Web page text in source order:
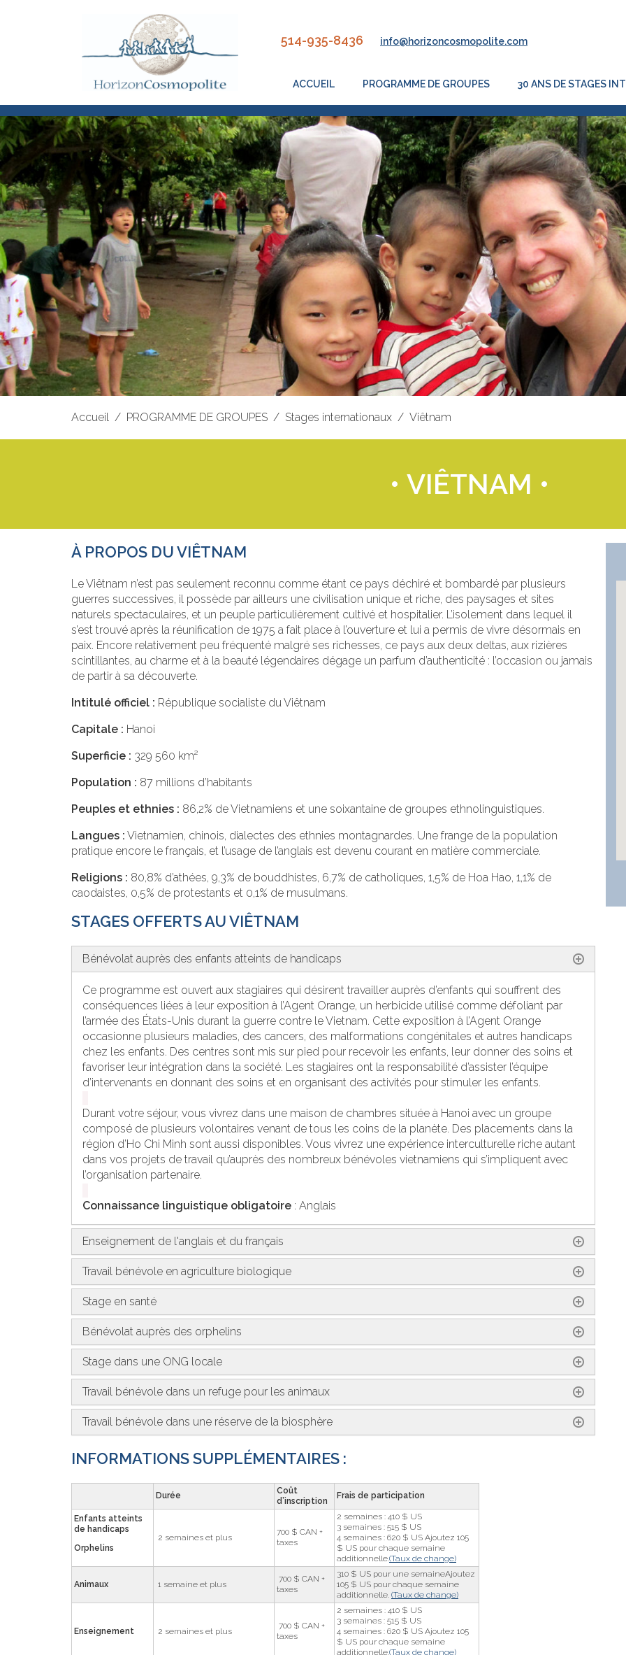
ACCUEIL PROGRAMME DE GROUPES 30 ANS DE STAGES
514-935-8436 info@horizoncosmopolite.com
Accueil PROGRAMME DE GROUPES Stages internationaux Viêtnam
• VIÊTNAM •
À PROPOS DU VIÊTNAM
Le Viêtnam n’est pas seulement reconnu comme étant ce pays déchiré et bombardé par plusieurs
guerres successives, il possède par ailleurs une civilisation unique et riche, des paysages et sites
naturels spectaculaires, et un peuple particulièrement cultivé et hospitalier. L’isolement dans lequel il
s’est trouvé après la réunification de 1975 a fait place à l’ouverture et lui a permis de vivre désormais en
paix. Encore relativement peu fréquenté malgré ses richesses, ce pays aux deux deltas, aux rizières
scintillantes, au charme et à la beauté légendaires dégage un parfum d’authenticité : l’occasion ou jamais
de partir à sa découverte.
Intitulé officiel : République socialiste du Viêtnam
Capitale : Hanoi
Superficie : 329 560 km²
Population : 87 millions d’habitants
Peuples et ethnies : 86,2% de Vietnamiens et une soixantaine de groupes ethnolinguistiques.
Langues : Vietnamien, chinois, dialectes des ethnies montagnardes. Une frange de la population
pratique encore le français, et l’usage de l’anglais est devenu courant en matière commerciale.
Religions : 80,8% d’athées, 9,3% de bouddhistes, 6,7% de catholiques, 1,5% de Hoa Hao, 1,1% de
caodaistes, 0,5% de protestants et 0,1% de musulmans.
STAGES OFFERTS AU VIÊTNAM
Bénévolat auprès des enfants atteints de handicaps
Ce programme est ouvert aux stagiaires qui désirent travailler auprès d’enfants qui souffrent des
conséquences liées à leur exposition à l’Agent Orange, un herbicide utilisé comme défoliant par
l’armée des États-Unis durant la guerre contre le Vietnam. Cette exposition à l’Agent Orange
occasionne plusieurs maladies, des cancers, des malformations congénitales et autres handicaps
chez les enfants. Des centres sont mis sur pied pour recevoir les enfants, leur donner des soins et
favoriser leur intégration dans la société. Les stagiaires ont la responsabilité d’assister l’équipe
d’intervenants en donnant des soins et en organisant des activités pour stimuler les enfants.
Durant votre séjour, vous vivrez dans une maison de chambres située à Hanoi avec un groupe
composé de plusieurs volontaires venant de tous les coins de la planète. Des placements dans la
région d’Ho Chi Minh sont aussi disponibles. Vous vivrez une expérience interculturelle riche autant
dans vos projets de travail qu’auprès des nombreux bénévoles vietnamiens qui s’impliquent avec
l’organisation partenaire.
Connaissance linguistique obligatoire : Anglais
Enseignement de l'anglais et du français
Travail bénévole en agriculture biologique
Stage en santé
Bénévolat auprès des orphelins
Stage dans une ONG locale
Travail bénévole dans un refuge pour les animaux
Travail bénévole dans une réserve de la biosphère
INFORMATIONS SUPPLÉMENTAIRES :
Durée
Coût
d’inscription
Frais de participation
Enfants atteints
de handicaps
Orphelins
2 semaines et plus
700 $ CAN +
taxes
2 semaines : 410 $ US
3 semaines : 515 $ US
4 semaines : 620 $ US Ajoutez 105
$ US pour chaque semaine
additionnelle.(Taux de change)
Animaux 1 semaine et plus
700 $ CAN +
taxes
310 $ US pour une semaineAjoutez
105 $ US pour chaque semaine
additionnelle. (Taux de change)
Enseignement 2 semaines et plus
700 $ CAN +
taxes
2 semaines : 410 $ US
3 semaines : 515 $ US
4 semaines : 620 $ US Ajoutez 105
$ US pour chaque semaine
additionnelle.(Taux de change)